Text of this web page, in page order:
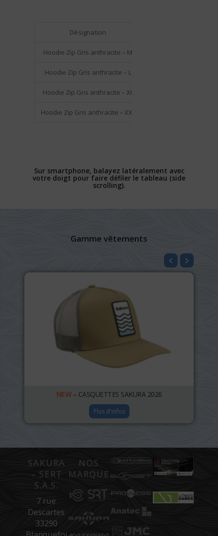
Désignation
Hoodie Zip Gris anthracite – M
Hoodie Zip Gris anthracite – L
Hoodie Zip Gris anthracite – XL
Hoodie Zip Gris anthracite – XXL
Sur smartphone, balayez latéralement avec
votre doigt pour faire défiler le tableau (side
scrolling).
Gamme vêtements
NEW– CASQUETTES SAKURA 2026
Plus d'infos
SAKURA
– SERT
S.A.S.
7 rue
Descartes
33290
NOS
MARQUES